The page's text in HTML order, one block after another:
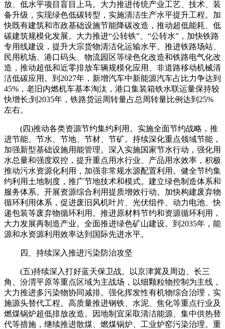
放、低水平项目盲目上马。大力推进传统产业工艺、技术、装
备升级，实现绿色低碳转型，实施清洁生产水平提升工程。加
快既有建筑和市政基础设施节能降碳改造，推动超低能耗、低
碳建筑规模化发展。大力推进“公转铁”、“公转水”，加快铁路
专用线建设，提升大宗货物清洁化运输水平。推进铁路场站、
民用机场、港口码头、物流园区等绿色化改造和铁路电气化改
造，推动超低和近零排放车辆规模化应用、非道路移动机械清
洁低碳应用。到2027年，新增汽车中新能源汽车占比力争达到
45%，老旧内燃机车基本淘汰，港口集装箱铁水联运量保持较
快增长;到2035年，铁路货运周转量占总周转量比例达到25%
左右。
(四)推动各类资源节约集约利用。实施全面节约战略，推
进节能、节水、节地、节材、节矿。持续深化重点领域节能，
加强新型基础设施用能管理。深入实施国家节水行动，强化用
水总量和强度双控，提升重点用水行业、产品用水效率，积极
推动污水资源化利用，加强非常规水源配置利用。健全节约集
约利用土地制度，推广节地技术和模式。建立绿色制造体系和
服务体系。开展资源综合利用提质增效行动。加快构建废弃物
循环利用体系，促进废旧风机叶片、光伏组件、动力电池、快
递包装等废弃物循环利用。推进原材料节约和资源循环利用，
大力发展再制造产业。全面推进绿色矿山建设。到2035年，能
源和水资源利用效率达到国际先进水平。
四、持续深入推进污染防治攻坚
(五)持续深入打好蓝天保卫战。以京津冀及周边、长三
角、汾渭平原等重点区域为主战场，以细颗粒物控制为主线，
大力推进多污染物协同减排。强化挥发性有机物综合治理，实
施源头替代工程。高质量推进钢铁、水泥、焦化等重点行业及
燃煤锅炉超低排放改造。因地制宜采取清洁能源、集中供热替
代等措施，继续推进散煤、燃煤锅炉、工业炉窑污染治理。重